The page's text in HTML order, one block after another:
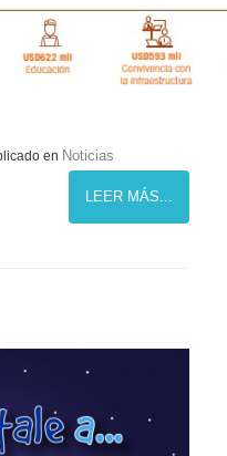
en Noticias
LEER MÁS...